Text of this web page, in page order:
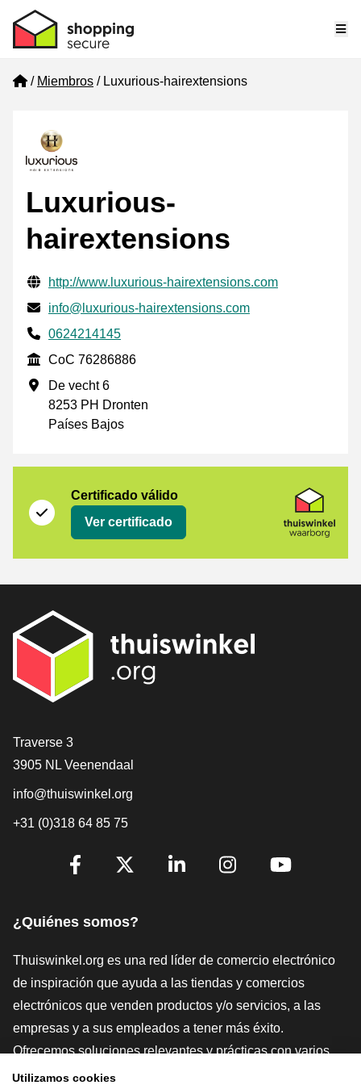
Home
Miembros Luxurious-hairextensions
Luxurious-
hairextensions
Información de contacto verificada
Website URL
http://www.luxurious-hairextensions.com
Envía un correo electrónico a
info@luxurious-hairextensions.com
Phone number
0624214145
CoC
CoC 76286886
Dirección de la empresa
De vecht 6
8253 PH Dronten
Países Bajos
Certificado válido
Ver certificado
[_General:Contact]
Traverse 3
3905 NL Veenendaal
info@thuiswinkel.org
+31 (0)318 64 85 75
[_General:SocialMediaTitle]
¿Quiénes somos?
Thuiswinkel.org es una red líder de comercio electrónico
de inspiración que ayuda a las tiendas y comercios
electrónicos que venden productos y/o servicios, a las
empresas y a sus empleados a tener más éxito.
Ofrecemos soluciones relevantes y prácticas con varios
sellos de confianza, Thuiswinkel Reviews, herramientas y
Utilizamos cookies